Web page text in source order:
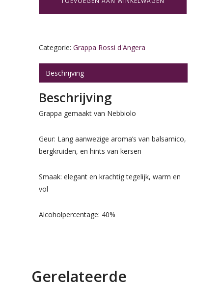
Categorie: Grappa Rossi d'Angera
Beschrijving
Beschrijving
Grappa gemaakt van Nebbiolo
Geur: Lang aanwezige aroma’s van balsamico,
bergkruiden, en hints van kersen
Smaak: elegant en krachtig tegelijk, warm en
vol
Alcoholpercentage: 40%
Gerelateerde